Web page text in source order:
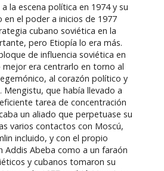
la escena política en 1974 y su
el poder a inicios de 1977
cubano soviética en la
pero Etiopía lo era más.
de influencia soviética en
era centrarlo en torno al
al corazón político y
que había llevado a
tarea de concentración
un aliado que perpetuase su
varios contactos con Moscú,
incluido, y con el propio
Addis Abeba como a un faraón
y cubanos tomaron su